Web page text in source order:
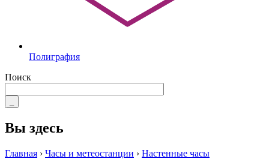
Полиграфия
Поиск
Вы здесь
Главная › Часы и метеостанции › Настенные часы